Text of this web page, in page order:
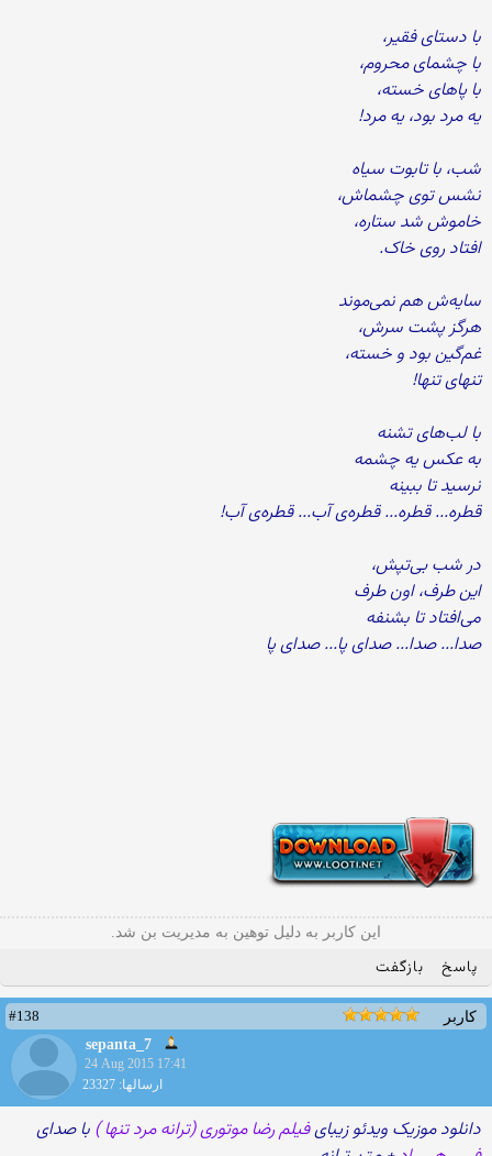
با دستای فقیر،
با چشمای محروم،
با پاهای خسته،
یه مرد بود، یه مرد!
شب، با تابوت سیاه
نشس توی چشماش،
خاموش شد ستاره،
افتاد روی خاک.
سایه‌ش هم نمی‌موند
هرگز پشت سرش،
غم‌گین بود و خسته،
تنهای تنها!
با لب‌های تشنه
به عکس یه چشمه
نرسید تا ببینه
قطره... قطره... قطره‌ی آب... قطره‌ی آب!
در شب بی‌تپش،
این طرف، اون طرف
می‌افتاد تا بشنفه
صدا... صدا... صدای پا... صدای پا
این کاربر به دلیل توهین به مدیریت بن شد.
پاسخ بازگفت
کاربر
#138
sepanta_7
24 Aug 2015 17:41
ارسالها: 23327
دانلود موزیک ویدئو زیبایفیلم رضا موتوری (ترانه مرد تنها ) با صدای